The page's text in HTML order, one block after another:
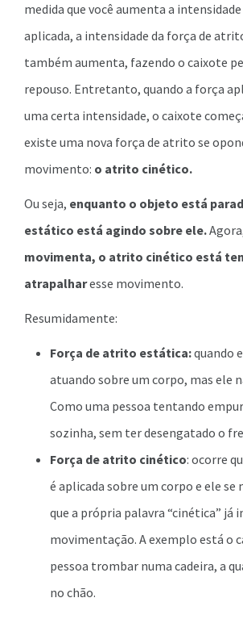
medida que você aumenta a
aplicada, a intensidade da força de
também aumenta, fazendo o caixote
repouso. Entretanto, quando a força
uma certa intensidade, o caixote
existe uma nova força de atrito se
movimento: o atrito cinético.
Ou seja, enquanto o objeto está
estático está agindo sobre ele.
movimenta, o atrito cinético está
atrapalharesse movimento.
Resumidamente:
Força de atrito estática:quando
atuando sobre um corpo, mas ele
Como uma pessoa tentando
sozinha, sem ter desengatado o
Força de atrito cinético: ocorre
é aplicada sobre um corpo e ele se
que a própria palavra “cinética” já
movimentação. A exemplo está o
pessoa trombar numa cadeira, a
no chão.